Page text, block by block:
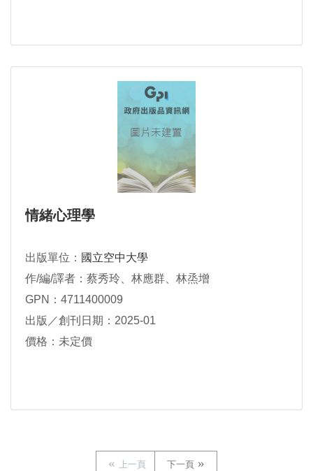
情緒心理學
出版單位： 國立空中大學
作/編/譯者：蔡秀玲、林應群、林烝增
GPN：4711400009
出版／創刊日期：2025-01
價格：未定價
上一頁 下一頁